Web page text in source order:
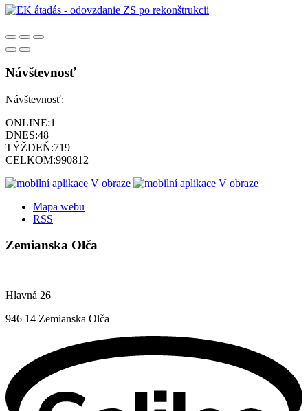
Návštevnosť
Návštevnosť:
ONLINE:1
DNES:48
TÝŽDEŇ:719
CELKOM:990812
Mapa webu
RSS
Zemianska Olča
Hlavná 26
946 14 Zemianska Olča